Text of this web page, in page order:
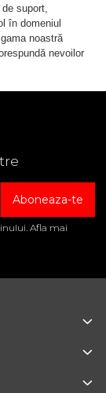
suport,
în domeniul
noastră
nevoilor
Afla mai